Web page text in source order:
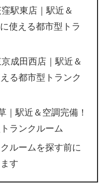
駅東店｜駅近＆
使える都市型トラ
成田西店｜駅近＆
る都市型トランク
｜駅近＆空調完備！
ランクルーム
ルームを探す前に
す